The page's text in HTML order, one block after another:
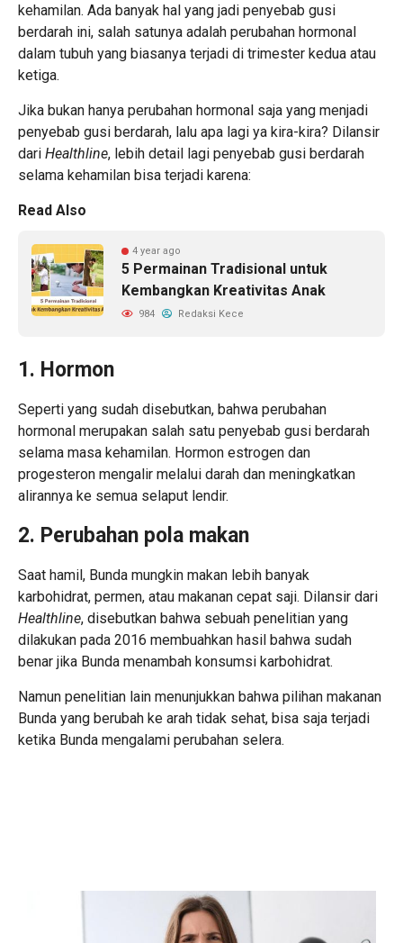
kehamilan. Ada banyak hal yang jadi penyebab gusi
berdarah ini, salah satunya adalah perubahan hormonal
dalam tubuh yang biasanya terjadi di trimester kedua atau
ketiga.
Jika bukan hanya perubahan hormonal saja yang menjadi
penyebab gusi berdarah, lalu apa lagi ya kira-kira? Dilansir
dari Healthline, lebih detail lagi penyebab gusi berdarah
selama kehamilan bisa terjadi karena:
Read Also
4 year ago
5 Permainan Tradisional untuk
Kembangkan Kreativitas Anak
984 Redaksi Kece
1. Hormon
Seperti yang sudah disebutkan, bahwa perubahan
hormonal merupakan salah satu penyebab gusi berdarah
selama masa kehamilan. Hormon estrogen dan
progesteron mengalir melalui darah dan meningkatkan
alirannya ke semua selaput lendir.
2. Perubahan pola makan
Saat hamil, Bunda mungkin makan lebih banyak
karbohidrat, permen, atau makanan cepat saji. Dilansir dari
Healthline, disebutkan bahwa sebuah penelitian yang
dilakukan pada 2016 membuahkan hasil bahwa sudah
benar jika Bunda menambah konsumsi karbohidrat.
Namun penelitian lain menunjukkan bahwa pilihan makanan
Bunda yang berubah ke arah tidak sehat, bisa saja terjadi
ketika Bunda mengalami perubahan selera.